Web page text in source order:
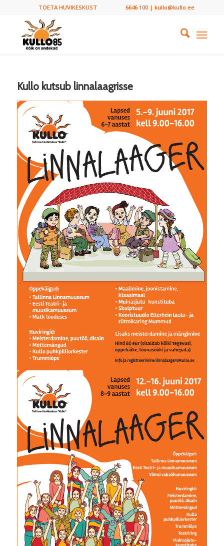
TOETA HUVIKESKUST 6646 100 | kullo@kullo.ee
Kullo kutsub linnalaagrisse